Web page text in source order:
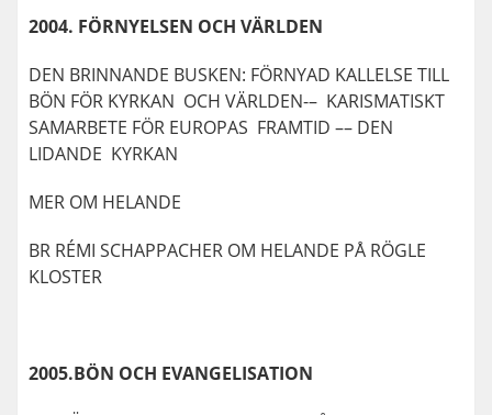
2004. FÖRNYELSEN OCH VÄRLDEN
DEN BRINNANDE BUSKEN: FÖRNYAD KALLELSE TILL
BÖN FÖR KYRKAN OCH VÄRLDEN-– KARISMATISKT
SAMARBETE FÖR EUROPAS FRAMTID –– DEN
LIDANDE KYRKAN
MER OM HELANDE
BR RÉMI SCHAPPACHER OM HELANDE PÅ RÖGLE
KLOSTER
2005.BÖN OCH EVANGELISATION